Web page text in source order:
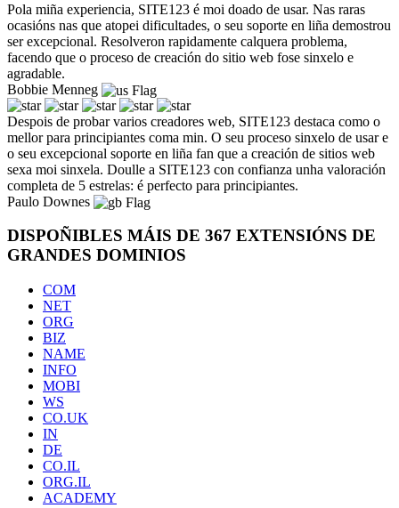
Pola miña experiencia, SITE123 é moi doado de usar. Nas raras
ocasións nas que atopei dificultades, o seu soporte en liña demostrou
ser excepcional. Resolveron rapidamente calquera problema,
facendo que o proceso de creación do sitio web fose sinxelo e
agradable.
Bobbie Menneg
Despois de probar varios creadores web, SITE123 destaca como o
mellor para principiantes coma min. O seu proceso sinxelo de usar e
o seu excepcional soporte en liña fan que a creación de sitios web
sexa moi sinxela. Doulle a SITE123 con confianza unha valoración
completa de 5 estrelas: é perfecto para principiantes.
Paulo Downes
DISPOÑIBLES MÁIS DE 367 EXTENSIÓNS DE
GRANDES DOMINIOS
COM
NET
ORG
BIZ
NAME
INFO
MOBI
WS
CO.UK
IN
DE
CO.IL
ORG.IL
ACADEMY